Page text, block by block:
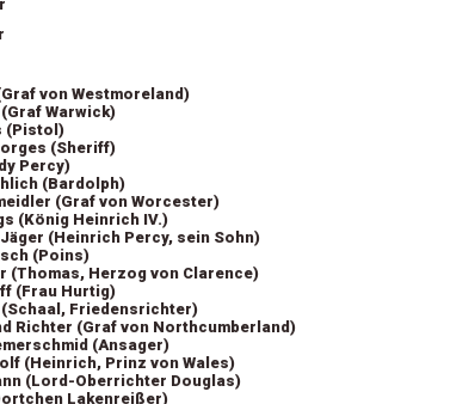
von Westmoreland)
Warwick)
(Pistol)
(Sheriff)
Percy)
(Bardolph)
(Graf von Worcester)
(König Heinrich IV.)
(Heinrich Percy, sein Sohn)
(Poins)
(Thomas, Herzog von Clarence)
(Frau Hurtig)
Friedensrichter)
Richter (Graf von Northcumberland)
(Ansager)
(Heinrich, Prinz von Wales)
(Lord-Oberrichter Douglas)
Lakenreißer)